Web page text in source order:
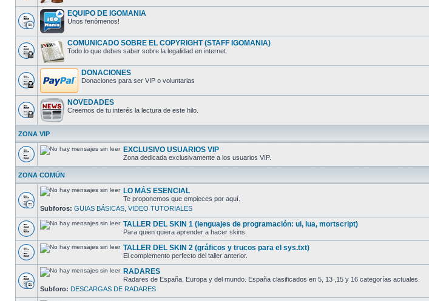
EQUIPO DE IGOMANIA
Unos fenómenos!
COMUNICADO SOBRE EL COPYRIGHT (STAFF IGOMANIA)
Todo lo que debes saber sobre la legalidad en internet.
DONACIONES
Donaciones para ser VIP o voluntarias
NOVEDADES
Creemos de tu interés la lectura de este hilo.
ZONA VIP
EXCLUSIVO USUARIOS VIP
Zona dedicada exclusivamente a los usuarios VIP.
ZONA COMÚN
LO MÁS ESENCIAL
Te proponemos que empieces por aquí.
Subforos: GUIAS BÁSICAS VIDEO TUTORIALES
TALLER DEL SKIN 1 (lenguajes de programación: ui, lua, mortscript)
Para quien quiera aprender a hacer skins.
TALLER DEL SKIN 2 (gráficos y trucos para el sys.txt)
El complemento perfecto del taller anterior.
RADARES
Radares de España, Europa y del mundo. España clasificados en 5, 13 ,15 y 16 categorías actuales.
Subforo: DESCARGAS DE RADARES